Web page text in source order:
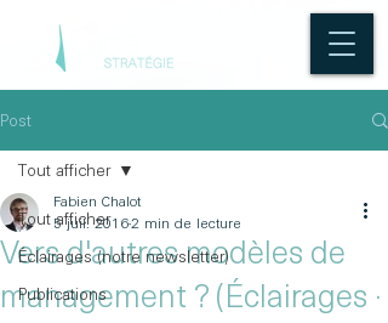
Post
Tout afficher
Éclairages (notre newsletter)
Publications
Tout afficher
Vers d'autres modèles de
management ? (Éclairages ·
Fabien Chalot
5 juil. 20162 min de lecture